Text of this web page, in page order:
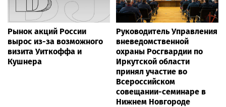
Рынок акций России
вырос из-за возможного
визита Уиткоффа и
Кушнера
Руководитель Управления
вневедомственной
охраны Росгвардии по
Иркутской области
принял участие во
Всероссийском
совещании-семинаре в
Нижнем Новгороде